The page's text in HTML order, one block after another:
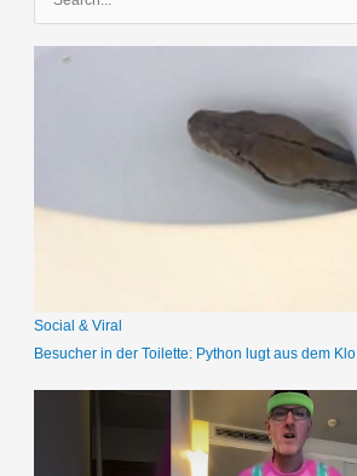
c
c
Social & Viral
Besucher in der Toilette: Python lugt aus dem Klo